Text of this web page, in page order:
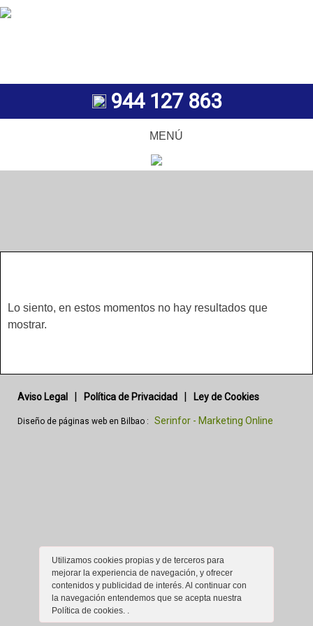
944 127 863
MENÚ
Lo siento, en estos momentos no hay resultados que
mostrar.
Aviso Legal | Política de Privacidad | Ley de Cookies
Diseño de páginas web en Bilbao : Serinfor - Marketing Online
Utilizamos cookies propias y de terceros para
mejorar la experiencia de navegación, y ofrecer
contenidos y publicidad de interés. Al continuar con
la navegación entendemos que se acepta nuestra
Política de cookies. .